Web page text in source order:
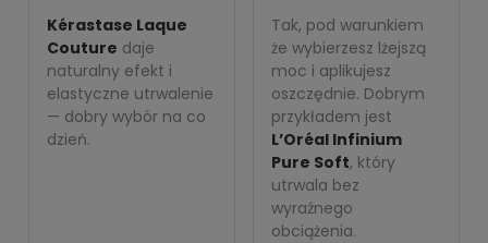
Kérastase Laque
Couture daje
naturalny efekt i
elastyczne utrwalenie
— dobry wybór na co
dzień.
Tak, pod warunkiem
że wybierzesz lżejszą
moc i aplikujesz
oszczędnie. Dobrym
przykładem jest
L’Oréal Infinium
Pure Soft, który
utrwala bez
wyraźnego
obciążenia.